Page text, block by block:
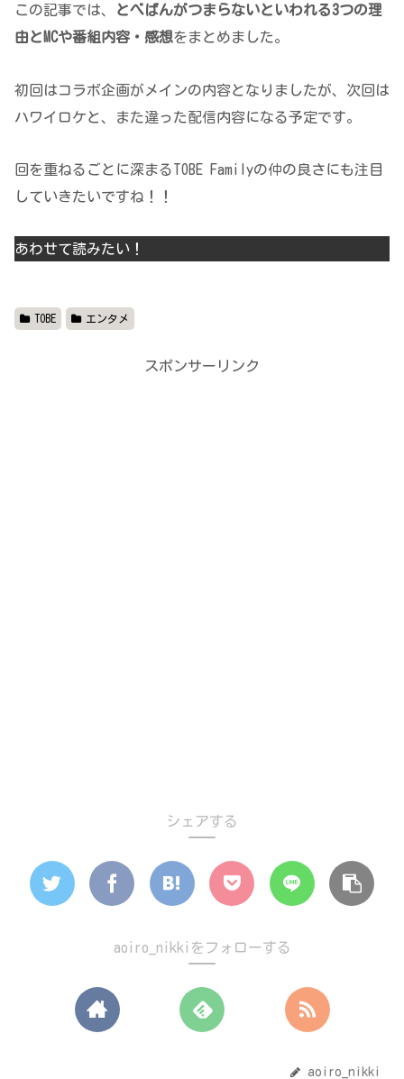
この記事では、
とべばんがつまらないといわれる3つの理
由とMCや番組内容・感想をまとめました。
初回はコラボ企画がメインの内容となりましたが、次回は
ハワイロケと、また違った配信内容になる予定です。
回を重ねるごとに深まるTOBE Familyの仲の良さにも注目
していきたいですね！！
あわせて読みたい！
TOBE エンタメ
スポンサーリンク
シェアする
aoiro_nikkiをフォローする
aoiro_nikki